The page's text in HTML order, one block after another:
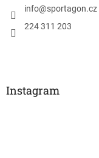
info@sportagon.cz
224 311 203
Instagram